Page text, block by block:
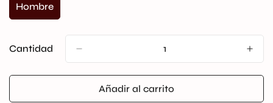
Hombre
Variante
No
Disponible
Cantidad
Añadir al carrito